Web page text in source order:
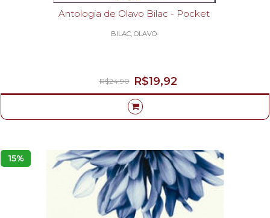
Antologia de Olavo Bilac - Pocket
BILAC, OLAVO-
R$19,92
R$24,90
15%